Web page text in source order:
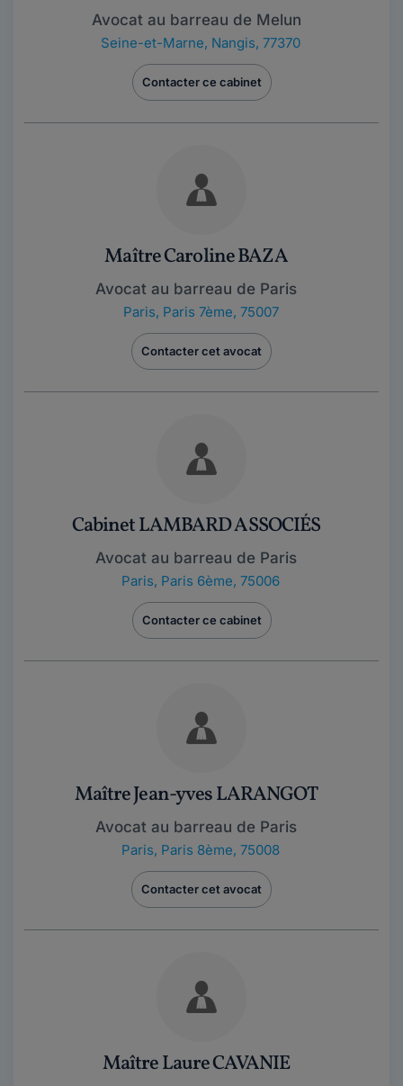
Avocat au barreau de Melun
Seine-et-Marne, Nangis, 77370
Contacter ce cabinet
Maître Caroline BAZA
Avocat au barreau de Paris
Paris, Paris 7ème, 75007
Contacter cet avocat
Cabinet LAMBARD ASSOCIÉS
Avocat au barreau de Paris
Paris, Paris 6ème, 75006
Contacter ce cabinet
Maître Jean-yves LARANGOT
Avocat au barreau de Paris
Paris, Paris 8ème, 75008
Contacter cet avocat
Maître Laure CAVANIE